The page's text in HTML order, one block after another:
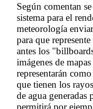
Según comentan
sistema para el
meteorología
para que
antes los
imágenes de
representarán
que tienen los
de agua generadas
permitirá por